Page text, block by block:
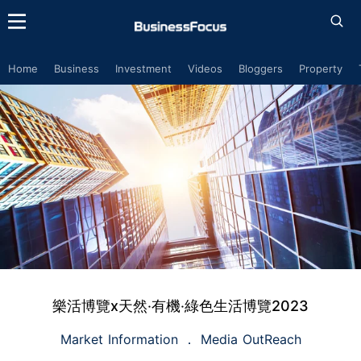
Home Business Investment Videos Bloggers Property
樂活博覽x天然‧有機‧綠色生活博覽2023
Market Information Media OutReach